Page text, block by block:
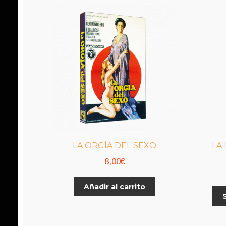
LA ORGÍA DEL SEXO
8,00€
Añadir al carrito
LA